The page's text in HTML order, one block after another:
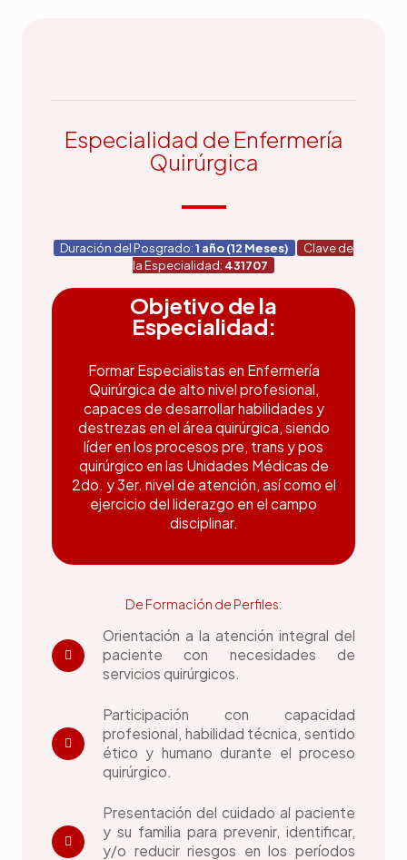
Especialidad de Enfermería
Quirúrgica
Duración del Posgrado:1 año (12 Meses)
Clave de
la Especialidad: 431707
Objetivo de la
Especialidad:
Formar Especialistas en Enfermería
Quirúrgica de alto nivel profesional,
capaces de desarrollar habilidades y
destrezas en el área quirúrgica, siendo
líder en los procesos pre, trans y pos
quirúrgico en las Unidades Médicas de
2do. y 3er. nivel de atención, así como el
ejercicio del liderazgo en el campo
disciplinar.
De Formación de Perfiles:
Orientación a la atención integral del
paciente con necesidades de
servicios quirúrgicos.
Participación con capacidad
profesional, habilidad técnica, sentido
ético y humano durante el proceso
quirúrgico.
Presentación del cuidado al paciente
y su familia para prevenir, identificar,
y/o reducir riesgos en los períodos